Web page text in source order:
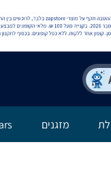
מזגנים